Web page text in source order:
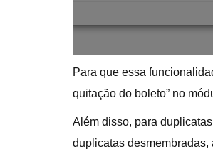
Para que essa
quitação do boleto” no
Além disso, para
duplicatas